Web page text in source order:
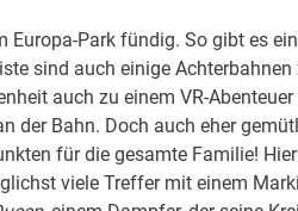
Park fündig. So gibt es
sind auch einige Achterbahnen
auch zu einem VR-Abenteuer
der Bahn. Doch auch eher
für die gesamte Familie!
viele Treffer mit einem